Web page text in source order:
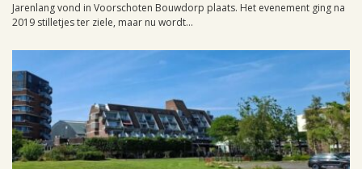
Jarenlang vond in Voorschoten Bouwdorp plaats. Het evenement ging na
2019 stilletjes ter ziele, maar nu wordt...